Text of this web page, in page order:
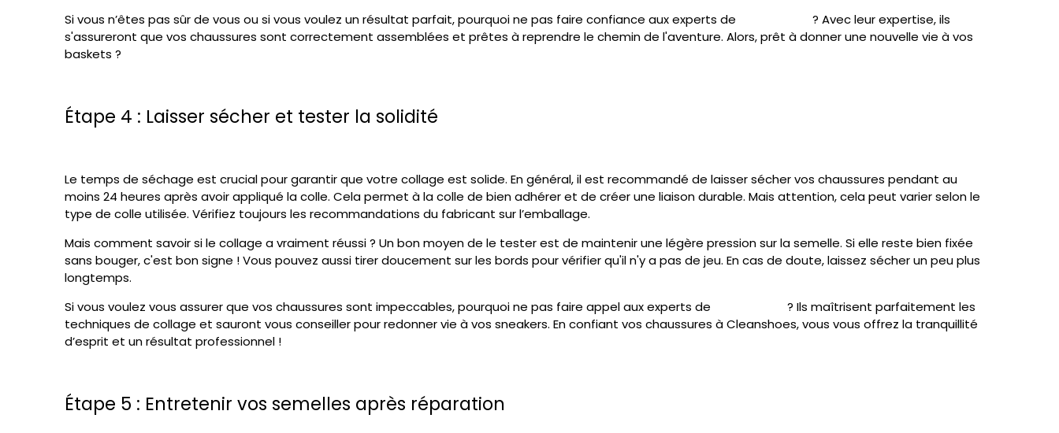
Si vous n’êtes pas sûr de vous ou si vous voulez un résultat parfait, pourquoi ne pas faire confiance aux experts de
? Avec leur expertise, ils
s'assureront que vos chaussures sont correctement assemblées et prêtes à reprendre le chemin de l'aventure. Alors, prêt à donner une nouvelle vie à vos
baskets ?
Étape 4 : Laisser sécher et tester la solidité
Le temps de séchage est crucial pour garantir que votre collage est solide. En général, il est recommandé de laisser sécher vos chaussures pendant au
moins 24 heures après avoir appliqué la colle. Cela permet à la colle de bien adhérer et de créer une liaison durable. Mais attention, cela peut varier selon le
type de colle utilisée. Vérifiez toujours les recommandations du fabricant sur l’emballage.
Mais comment savoir si le collage a vraiment réussi ? Un bon moyen de le tester est de maintenir une légère pression sur la semelle. Si elle reste bien fixée
sans bouger, c'est bon signe ! Vous pouvez aussi tirer doucement sur les bords pour vérifier qu'il n'y a pas de jeu. En cas de doute, laissez sécher un peu plus
longtemps.
Si vous voulez vous assurer que vos chaussures sont impeccables, pourquoi ne pas faire appel aux experts de
? Ils maîtrisent parfaitement les
techniques de collage et sauront vous conseiller pour redonner vie à vos sneakers. En confiant vos chaussures à Cleanshoes, vous vous offrez la tranquillité
d’esprit et un résultat professionnel !
Étape 5 : Entretenir vos semelles après réparation